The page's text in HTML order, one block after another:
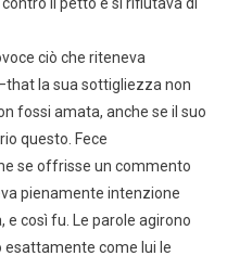
ciò che riteneva
la sua sottigliezza non
fossi amata, anche se il suo
questo. Fece
se offrisse un commento
pienamente intenzione
così fu. Le parole agirono
esattamente come lui le